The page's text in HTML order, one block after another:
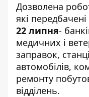
Дозволена
які передбачені
22 липня-
медичних і
заправок,
автомобілів,
ремонту
відділень.